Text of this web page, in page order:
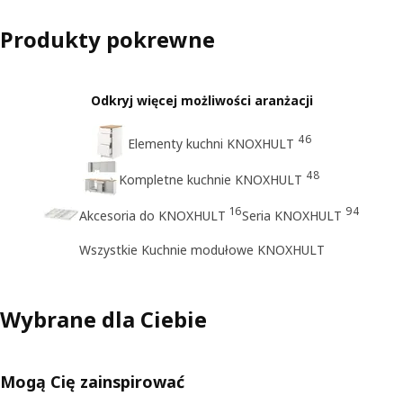
Produkty pokrewne
Odkryj więcej możliwości aranżacji
Elementy kuchni KNOXHULT 46
Kompletne kuchnie KNOXHULT 48
Akcesoria do KNOXHULT 16Seria KNOXHULT 94
Wszystkie Kuchnie modułowe KNOXHULT
Wybrane dla Ciebie
Mogą Cię zainspirować